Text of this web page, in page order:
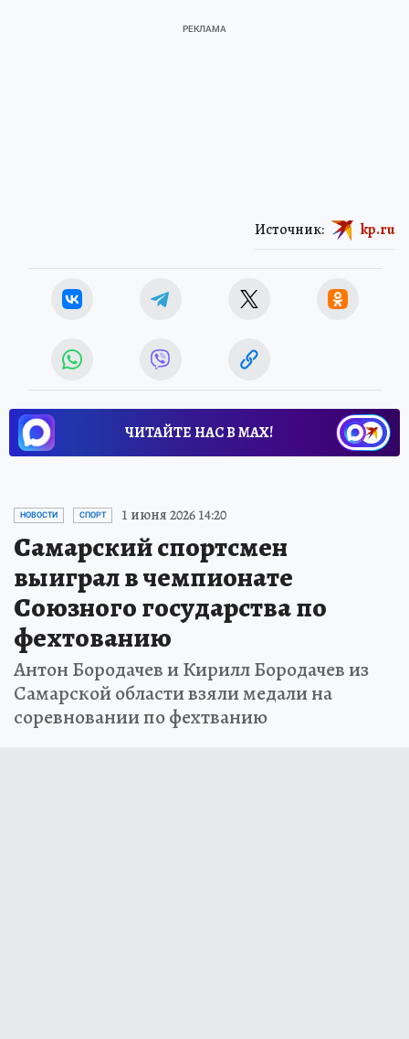
Источник: kp.ru
ЧИТАЙТЕ НАС В МАХ!
НОВОСТИ СПОРТ 1 июня 2026 14:20
Самарский спортсмен
выиграл в чемпионате
Союзного государства по
фехтованию
Антон Бородачев и Кирилл Бородачев из
Самарской области взяли медали на
соревновании по фехтванию